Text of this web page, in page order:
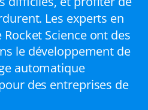
Les experts en
Science ont des
le développement de
automatique
des entreprises de